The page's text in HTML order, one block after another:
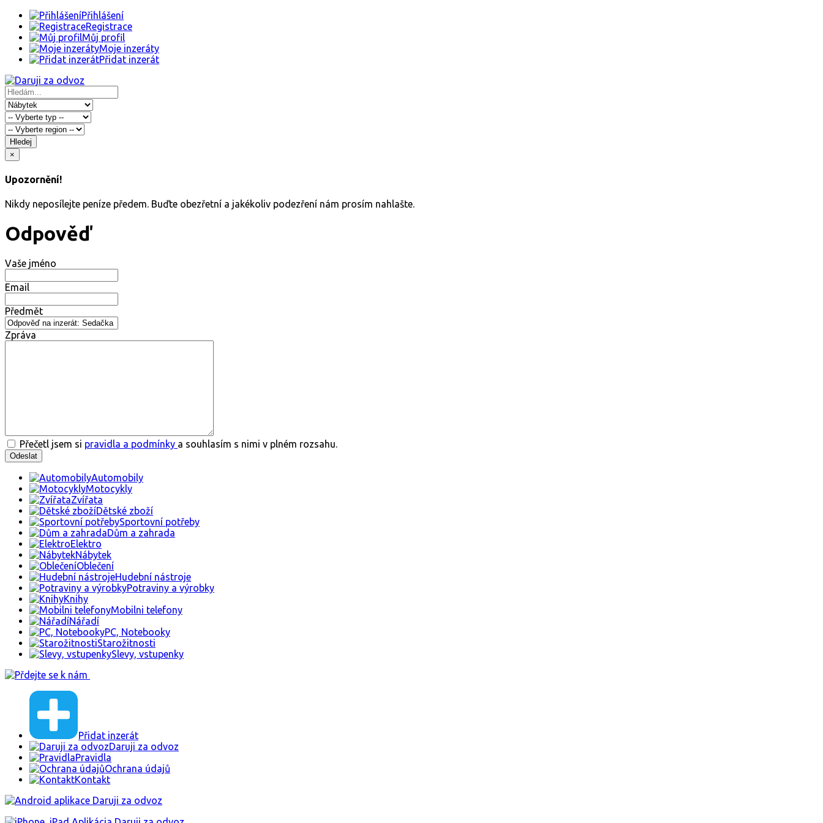
Přihlášení
Registrace
Můj profil
Moje inzeráty
Přidat inzerát
Hledej
×
Upozornění!
Nikdy neposílejte peníze předem. Buďte obezřetní a jakékoliv podezření nám prosím nahlašte.
Odpověď
Vaše jméno
Email
Předmět
Zpráva
Přečetl jsem si pravidla a podmínky a souhlasím s nimi v plném rozsahu.
Automobily
Motocykly
Zvířata
Dětské zboží
Sportovní potřeby
Dům a zahrada
Elektro
Nábytek
Oblečení
Hudební nástroje
Potraviny a výrobky
Knihy
Mobilni telefony
Nářadí
PC, Notebooky
Starožitnosti
Slevy, vstupenky
Přidat inzerát
Daruji za odvoz
Pravidla
Ochrana údajů
Kontakt